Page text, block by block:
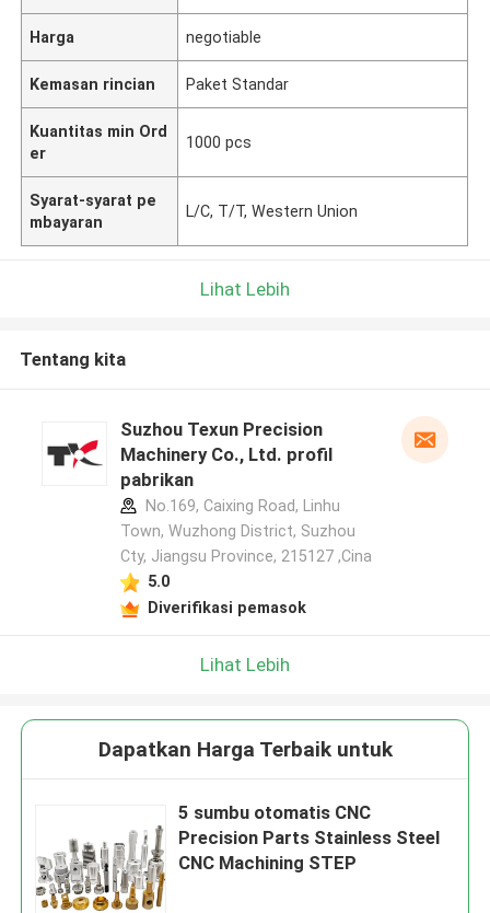
Harga negotiable
Kemasan rincian Paket Standar
Kuantitas min Ord
er
1000 pcs
Syarat-syarat pe
mbayaran
L/C, T/T, Western Union
Lihat Lebih
Tentang kita
Suzhou Texun Precision
Machinery Co., Ltd. profil
pabrikan
No.169, Caixing Road, Linhu
Town, Wuzhong District, Suzhou
Cty, Jiangsu Province, 215127 ,Cina
5.0
Diverifikasi pemasok
Lihat Lebih
Dapatkan Harga Terbaik untuk
5 sumbu otomatis CNC
Precision Parts Stainless Steel
CNC Machining STEP